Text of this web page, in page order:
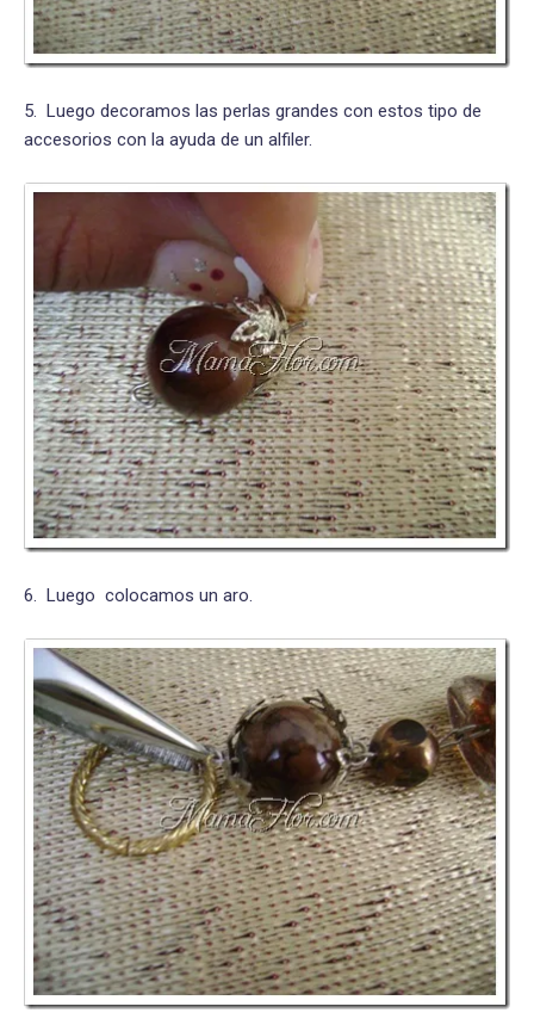
5. Luego decoramos las perlas grandes con estos tipo de
accesorios con la ayuda de un alfiler.
6. Luego colocamos un aro.